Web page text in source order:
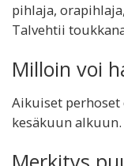
pihlaja,
Talvehtii
Milloin voi
Aikuiset
kesäkuun alkuun.